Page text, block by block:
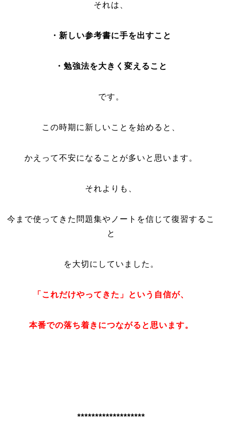
それは、
・新しい参考書に手を出すこと
・勉強法を大きく変えること
です。
この時期に新しいことを始めると、
かえって不安になることが多いと思います。
それよりも、
今まで使ってきた問題集やノートを信じて復習するこ
と
を大切にしていました。
「これだけやってきた」という自信が、
本番での落ち着きにつながると思います。
*******************